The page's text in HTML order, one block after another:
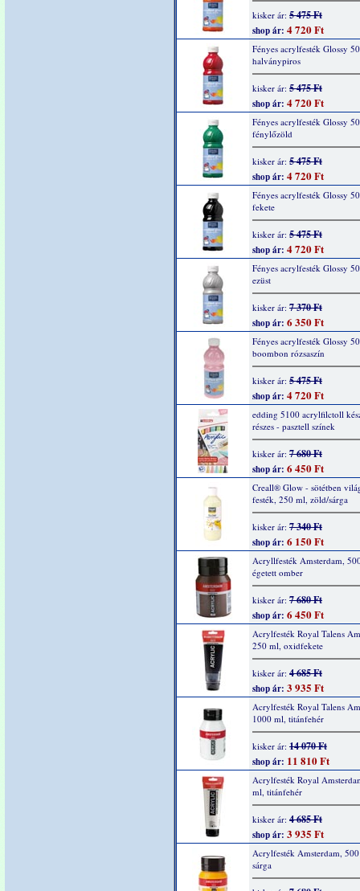
kisker ár: 5 475 Ft
shop ár: 4 720 Ft
Fényes acrylfesték Glossy
halványpiros
kisker ár: 5 475 Ft
shop ár: 4 720 Ft
Fényes acrylfesték Glossy
fénylőzöld
kisker ár: 5 475 Ft
shop ár: 4 720 Ft
Fényes acrylfesték Glossy
fekete
kisker ár: 5 475 Ft
shop ár: 4 720 Ft
Fényes acrylfesték Glossy
ezüst
kisker ár: 7 370 Ft
shop ár: 6 350 Ft
Fényes acrylfesték Glossy
boombon rózsaszín
kisker ár: 5 475 Ft
shop ár: 4 720 Ft
edding 5100 acrylfilctoll
részes - pasztell színek
kisker ár: 7 680 Ft
shop ár: 6 450 Ft
Creall® Glow - sötétben
festék, 250 ml, zöld/sárga
kisker ár: 7 340 Ft
shop ár: 6 150 Ft
Acryllfesték Amsterdam,
égetett omber
kisker ár: 7 680 Ft
shop ár: 6 450 Ft
Acrylfesték Royal Talens
250 ml, oxidfekete
kisker ár: 4 685 Ft
shop ár: 3 935 Ft
Acrylfesték Royal Talens
1000 ml, titánfehér
kisker ár: 14 070 Ft
shop ár: 11 810 Ft
Acrylfesték Royal
ml, titánfehér
kisker ár: 4 685 Ft
shop ár: 3 935 Ft
Acrylfesték Amsterdam,
sárga